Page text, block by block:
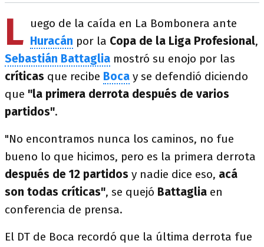
L uego de la caída en La Bombonera ante
Huracán por la Copa de la Liga Profesional,
Sebastián Battaglia mostró su enojo por las
críticas que recibe Boca y se defendió diciendo
que "la primera derrota después de varios
partidos".
"No encontramos nunca los caminos, no fue
bueno lo que hicimos, pero es la primera derrota
después de 12 partidos y nadie dice eso, acá
son todas críticas", se quejó Battaglia en
conferencia de prensa.
El DT de Boca recordó que la última derrota fue